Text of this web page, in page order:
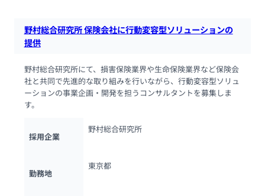
野村総合研究所 保険会社に行動変容型ソリューションの
提供
野村総合研究所にて、損害保険業界や生命保険業界など保険会
社と共同で先進的な取り組みを行いながら、行動変容型ソリュ
ーションの事業企画・開発を担うコンサルタントを募集しま
す。
採用企業
野村総合研究所
勤務地
東京都